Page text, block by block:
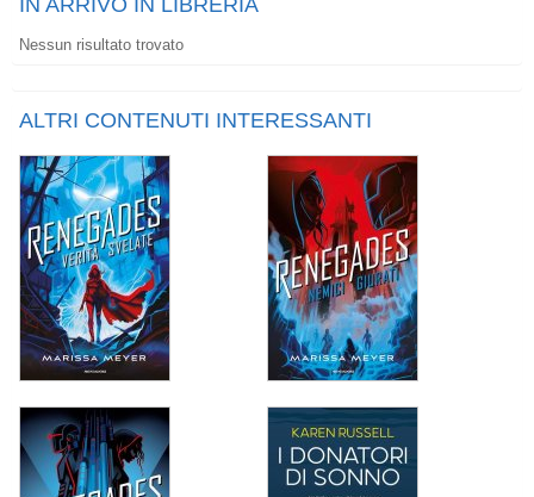
Nessun risultato trovato
ALTRI CONTENUTI INTERESSANTI